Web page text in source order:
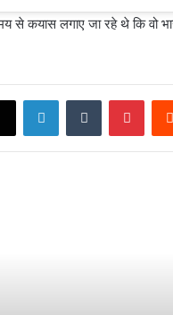
कयास लगाए जा रहे थे कि वो
LinkedInTumblr